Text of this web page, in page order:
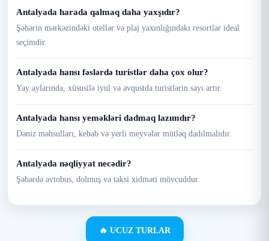
Antalyada harada qalmaq daha yaxşıdır?
Şəhərin mərkəzindəki otellər və plaj yaxınlığındakı resortlar ideal
seçimdir.
Antalyada hansı fəslərdə turistlər daha çox olur?
Yay aylarında, xüsusilə iyul və avqustda turistlərin sayı artır.
Antalyada hansı yeməkləri dadmaq lazımdır?
Dəniz məhsulları, kebab və yerli meyvələr mütləq dadılmalıdır.
Antalyada nəqliyyat necədir?
Şəhərdə avtobus, dolmuş və taksi xidməti mövcuddur.
🔥 UCUZ TURLAR